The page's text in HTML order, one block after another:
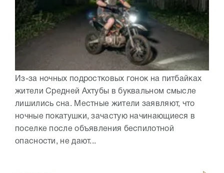
Из-за ночных подростковых гонок на питбайках
жители Средней Ахтубы в буквальном смысле
лишились сна. Местные жители заявляют, что
ночные покатушки, зачастую начинающиеся в
поселке после объявления беспилотной
опасности, не дают...